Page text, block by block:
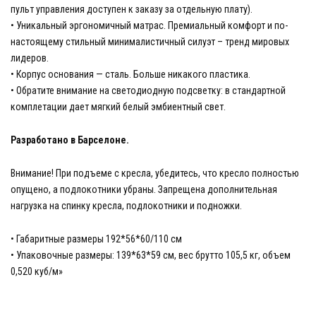
пульт управления доступен к заказу за отдельную плату).
• Уникальный эргономичный матрас. Премиальный комфорт и по-
настоящему стильный минималистичный силуэт – тренд мировых
лидеров.
• Корпус основания — сталь. Больше никакого пластика.
• Обратите внимание на светодиодную подсветку: в стандартной
комплетации дает мягкий белый эмбиентный свет.
Разработано в Барселоне.
Внимание! При подъеме с кресла, убедитесь, что кресло полностью
опущено, а подлокотники убраны. Запрещена дополнительная
нагрузка на спинку кресла, подлокотники и подножки.
• Габаритные размеры 192*56*60/110 см
• Упаковочные размеры: 139*63*59 см, вес брутто 105,5 кг, объем
0,520 куб/м»